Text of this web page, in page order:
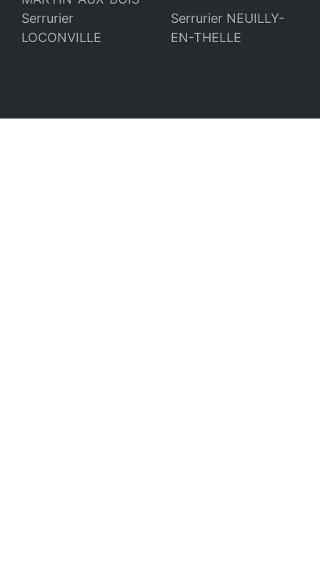
Serrurier
LOCONVILLE
Serrurier NEUILLY-
EN-THELLE